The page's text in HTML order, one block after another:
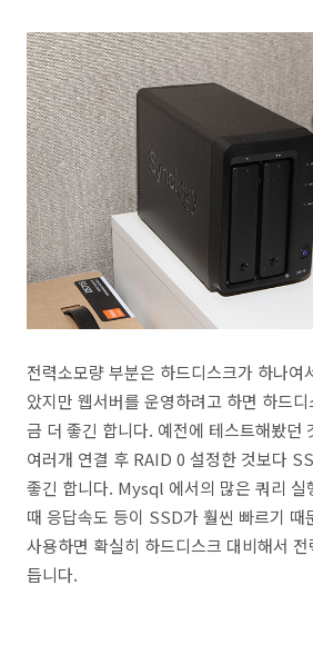
전력소모량 부분은 하드디스크가 하나여
았지만 웹서버를 운영하려고 하면 하드
금 더 좋긴 합니다. 예전에 테스트해봤던
여러개 연결 후 RAID 0 설정한 것보다
좋긴 합니다. Mysql 에서의 많은 쿼리 실
때 응답속도 등이 SSD가 훨씬 빠르기
사용하면 확실히 하드디스크 대비해서
듭니다.